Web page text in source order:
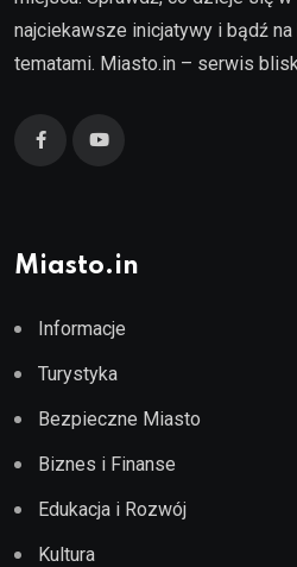
najciekawsze inicjatywy i bądź
tematami. Miasto.in – serwis
Miasto.in
Informacje
Turystyka
Bezpieczne Miasto
Biznes i Finanse
Edukacja i Rozwój
Kultura